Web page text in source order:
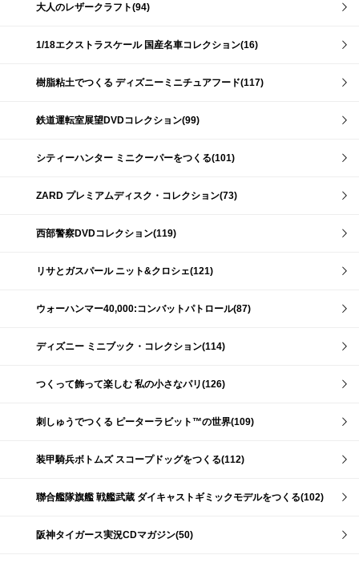
大人のレザークラフト(94)
1/18エクストラスケール 国産名車コレクション(16)
樹脂粘土でつくる ディズニーミニチュアフード(117)
鉄道運転室展望DVDコレクション(99)
シティーハンター ミニクーパーをつくる(101)
ZARD プレミアムディスク・コレクション(73)
西部警察DVDコレクション(119)
リサとガスパール ニット&クロシェ(121)
ウォーハンマー40,000:コンバットパトロール(87)
ディズニー ミニブック・コレクション(114)
つくって飾って楽しむ 私の小さなパリ(126)
刺しゅうでつくる ピーターラビット™の世界(109)
装甲騎兵ボトムズ スコープドッグをつくる(112)
聯合艦隊旗艦 戦艦武蔵 ダイキャストギミックモデルをつくる(102)
阪神タイガース実況CDマガジン(50)